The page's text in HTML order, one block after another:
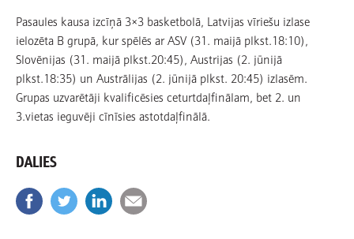
Pasaules kausa izcīņā 3×3 basketbolā, Latvijas vīriešu izlase
ielozēta B grupā, kur spēlēs ar ASV (31. maijā plkst.18:10),
Slovēnijas (31. maijā plkst.20:45), Austrijas (2. jūnijā
plkst.18:35) un Austrālijas (2. jūnijā plkst. 20:45) izlasēm.
Grupas uzvarētāji kvalificēsies ceturtdaļfinālam, bet 2. un
3.vietas ieguvēji cīnīsies astotdaļfinālā.
DALIES